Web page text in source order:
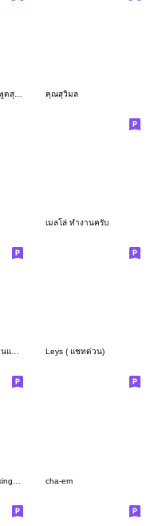
คุณสุวิมล
เมลโล่ ทำงานครับ
ต้าวบอย เพื่อนร่วมงานแสนดี Leys ( แชทด่วน)
cha-em